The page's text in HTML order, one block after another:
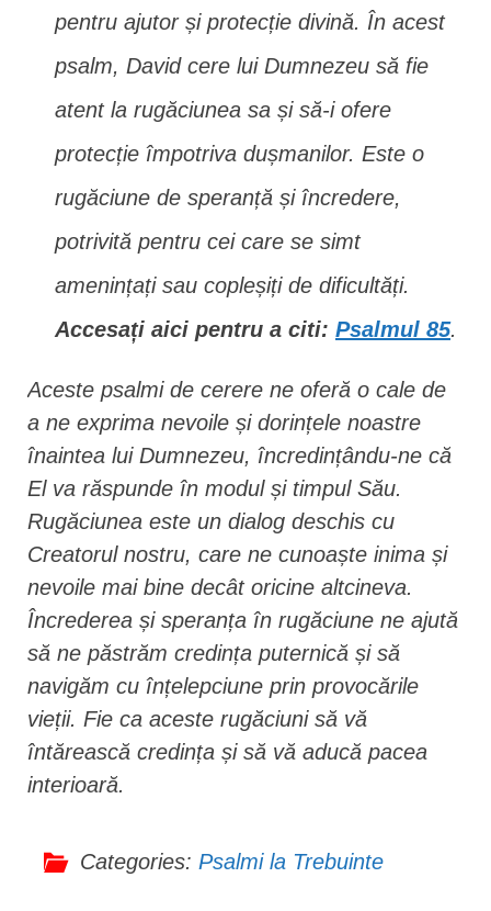
pentru ajutor și protecție divină. În acest
psalm, David cere lui Dumnezeu să fie
atent la rugăciunea sa și să-i ofere
protecție împotriva dușmanilor. Este o
rugăciune de speranță și încredere,
potrivită pentru cei care se simt
amenințați sau copleșiți de dificultăți.
Accesați aici pentru a citi: Psalmul 85.
Aceste psalmi de cerere ne oferă o cale de
a ne exprima nevoile și dorințele noastre
înaintea lui Dumnezeu, încredințându-ne că
El va răspunde în modul și timpul Său.
Rugăciunea este un dialog deschis cu
Creatorul nostru, care ne cunoaște inima și
nevoile mai bine decât oricine altcineva.
Încrederea și speranța în rugăciune ne ajută
să ne păstrăm credința puternică și să
navigăm cu înțelepciune prin provocările
vieții. Fie ca aceste rugăciuni să vă
întărească credința și să vă aducă pacea
interioară.
Categories: Psalmi la Trebuinte